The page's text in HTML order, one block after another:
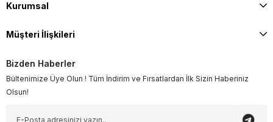
Kurumsal
Müşteri İlişkileri
Bizden Haberler
Bültenimize Üye Olun ! Tüm İndirim ve Fırsatlardan İlk Sizin Haberiniz
Olsun!